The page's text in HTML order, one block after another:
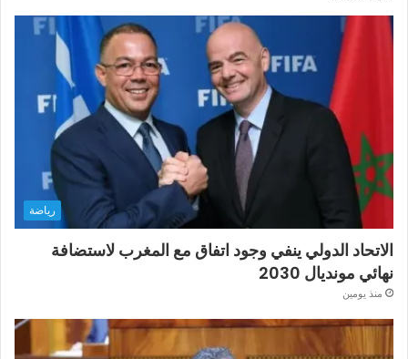
رياضة
الاتحاد الدولي ينفي وجود اتفاق مع المغرب لاستضافة
نهائي مونديال 2030
منذ يومين